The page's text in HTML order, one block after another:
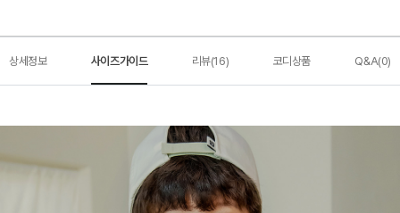
상세정보 사이즈가이드 리뷰(16) 코디상품 Q&A(0)